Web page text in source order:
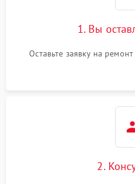
1. Вы
Оставьте заявку на
2.